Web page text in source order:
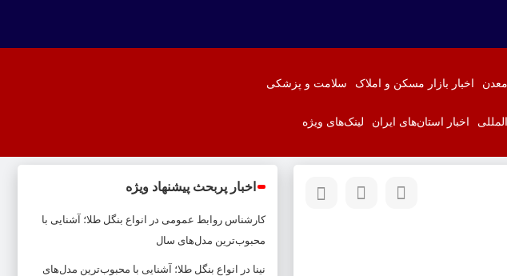
اخبار بازار مسکن و املاک سلامت و پزشکی
اخبار استان‌های ایران لینک‌های ویژه
اخبار پربحث پیشنهاد ویژه
کارشناس روابط عمومی در
انواع بنگل طلا؛ آشنایی با
محبوب‌ترین مدل‌های سال
نینا در
انواع بنگل طلا؛ آشنایی با محبوب‌ترین مدل‌های